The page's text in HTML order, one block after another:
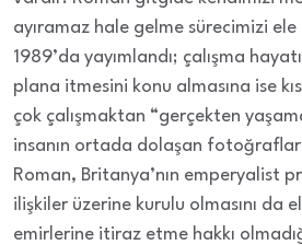
ayıramaz hale gelme sürecimizi ele
1989’da yayımlandı; çalışma
plana itmesini konu almasına ise
çok çalışmaktan “gerçekten
insanın ortada dolaşan
Roman, Britanya’nın emperyalist
ilişkiler üzerine kurulu olmasını da
emirlerine itiraz etme hakkı